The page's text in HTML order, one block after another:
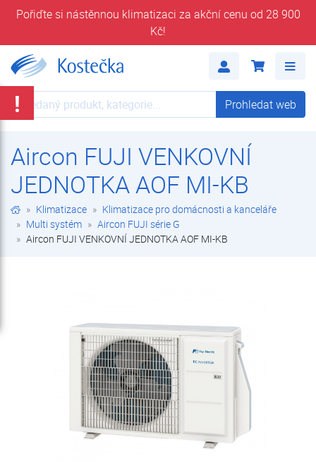
Pořiďte si nástěnnou klimatizaci za akční cenu od 28 900
Kč!
Prohledat web Prohledat web
Aircon FUJI VENKOVNÍ
JEDNOTKA AOF MI-KB
Klimatizace
Klimatizace pro domácnosti a kanceláře
Multi systém
Aircon FUJI série G
Aircon FUJI VENKOVNÍ JEDNOTKA AOF MI-KB
!